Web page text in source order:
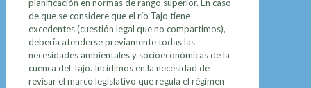
planificación en normas de rango superior. En caso
de que se considere que el río Tajo tiene
excedentes (cuestión legal que no compartimos),
debería atenderse previamente todas las
necesidades ambientales y socioeconómicas de la
cuenca del Tajo. Incidimos en la necesidad de
revisar el marco legislativo que regula el régimen